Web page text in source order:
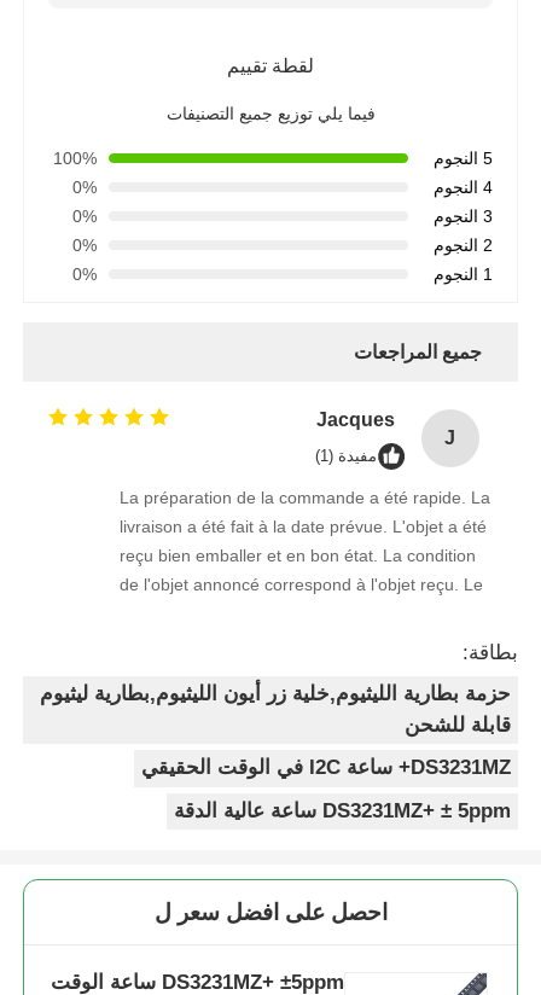
لقطة تقييم
فيما يلي توزيع جميع التصنيفات
5 النجوم
100%
4 النجوم
0%
3 النجوم
0%
2 النجوم
0%
1 النجوم
0%
جميع المراجعات
J
Jacques
مفيدة (1)
La préparation de la commande a été rapide. La
livraison a été fait à la date prévue. L'objet a été
reçu bien emballer et en bon état. La condition
de l'objet annoncé correspond à l'objet reçu. Le
بطاقة:
حزمة بطارية الليثيوم,خلية زر أيون الليثيوم,بطارية ليثيوم
قابلة للشحن
DS3231MZ+ ساعة I2C في الوقت الحقيقي
DS3231MZ+ ± 5ppm ساعة عالية الدقة
احصل على افضل سعر ل
DS3231MZ+ ±5ppm ساعة الوقت